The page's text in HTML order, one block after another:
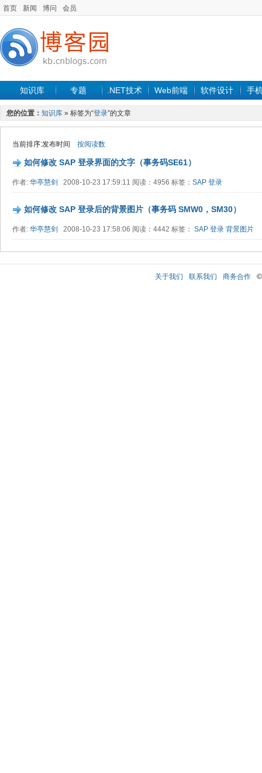
首页 新闻 博问 会员
知识库 专题 .NET技术 Web前端 软件设计 手
您的位置： 知识库 » 标签为“登录”的文章
当前排序:发布时间 按阅读数
如何修改 SAP 登录界面的文字（事务码SE61）
作者: 华亭慧剑 2008-10-23 17:59:11 阅读：4956 标签： SAP 登录
如何修改 SAP 登录后的背景图片（事务码 SMW0，SM30）
作者: 华亭慧剑 2008-10-23 17:58:06 阅读：4442 标签： SAP 登录 背景图片
关于我们 联系我们 商务合作